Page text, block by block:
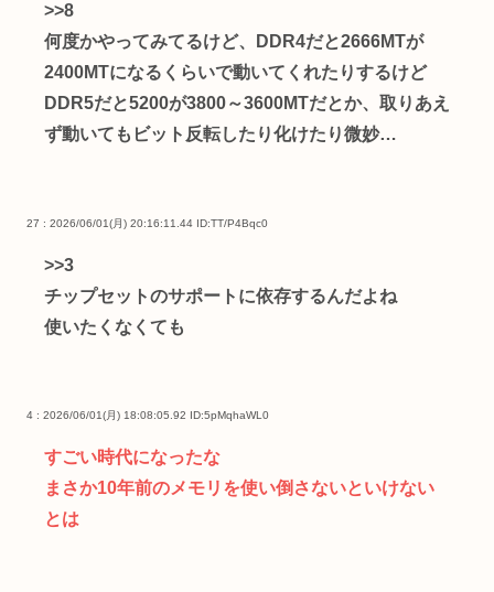
>>8
何度かやってみてるけど、DDR4だと2666MTが
2400MTになるくらいで動いてくれたりするけど
DDR5だと5200が3800～3600MTだとか、取りあえ
ず動いてもビット反転したり化けたり微妙…
27 : 2026/06/01(月) 20:16:11.44 ID:TT/P4Bqc0
>>3
チップセットのサポートに依存するんだよね
使いたくなくても
4 : 2026/06/01(月) 18:08:05.92 ID:5pMqhaWL0
すごい時代になったな
まさか10年前のメモリを使い倒さないといけない
とは